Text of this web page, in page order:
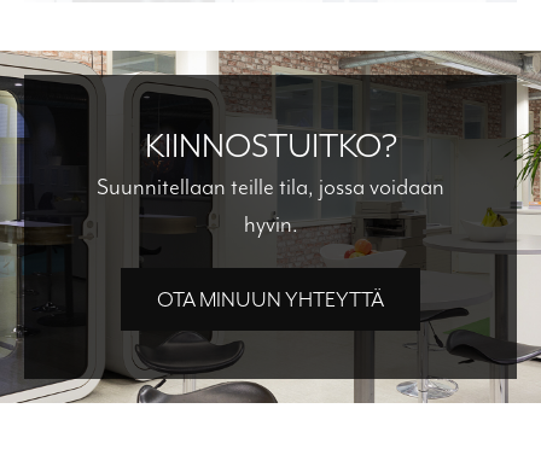
KIINNOSTUITKO?
Suunnitellaan teille tila, jossa voidaan
hyvin.
OTA MINUUN YHTEYTTÄ